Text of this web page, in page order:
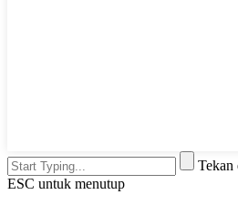
Tekan
ESC untuk menutup